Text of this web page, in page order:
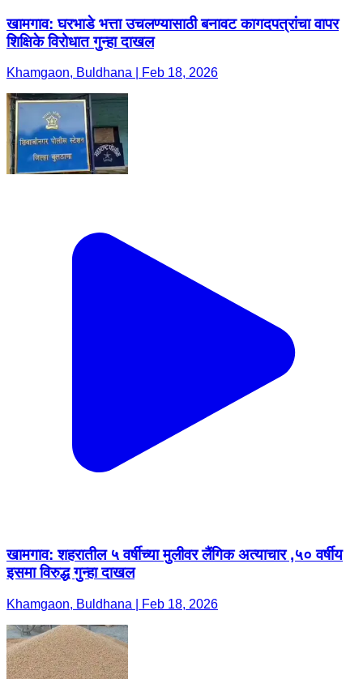
खामगाव: घरभाडे भत्ता उचलण्यासाठी बनावट कागदपत्रांचा वापर
शिक्षिके विरोधात गुन्हा दाखल
Khamgaon, Buldhana | Feb 18, 2026
खामगाव: शहरातील ५ वर्षीच्या मुलीवर लैंगिक अत्याचार ,५० वर्षीय
इसमा विरुद्ध गुन्हा दाखल
Khamgaon, Buldhana | Feb 18, 2026